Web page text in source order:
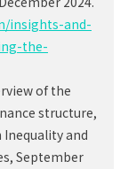
insights-and-
the-
of the
structure,
and
September